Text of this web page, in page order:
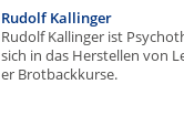
Rudolf Kallinger
Rudolf Kallinger ist
sich in das Herstellen von
er Brotbackkurse.